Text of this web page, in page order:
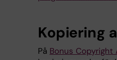
Kopiering
På Bonus